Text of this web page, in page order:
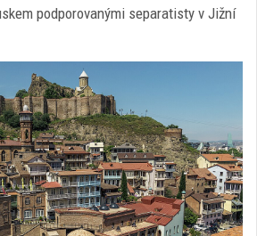
podporovanými separatisty v Jižní